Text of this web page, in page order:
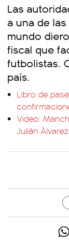
Las
a una de
mundo
fiscal que
futbolistas.
país.
Libro de
Video:
Julián